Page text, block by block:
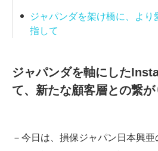
ジャパンダを架け橋に、より
指して
ジャパンダを軸にした
て、新たな顧客層との繋が
－今日は、損保ジャパン日本興